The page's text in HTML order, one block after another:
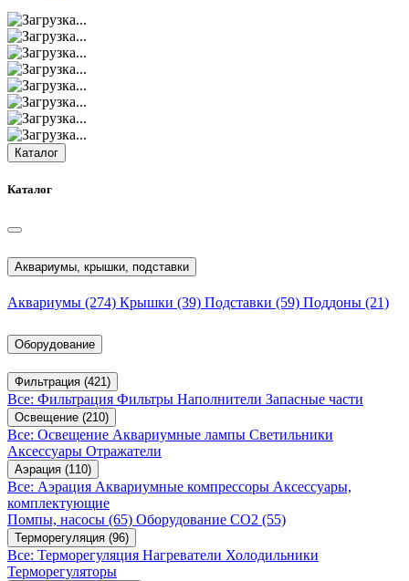
Каталог
Каталог
Аквариумы, крышки, подставки
Аквариумы (274) Крышки (39) Подставки (59) Поддоны (21)
Оборудование
Фильтрация (421)
Все: Фильтрация Фильтры Наполнители Запасные части
Освещение (210)
Все: Освещение Аквариумные лампы Светильники
Аксессуары Отражатели
Аэрация (110)
Все: Аэрация Аквариумные компрессоры Аксессуары,
комплектующие
Помпы, насосы (65) Оборудование CO2 (55)
Терморегуляция (96)
Все: Терморегуляция Нагреватели Холодильники
Терморегуляторы